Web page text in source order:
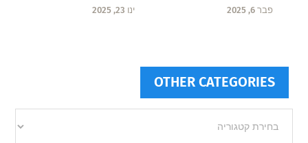
פבר 6, 2025 ינו 23, 2025
OTHER CATEGORIES
categories